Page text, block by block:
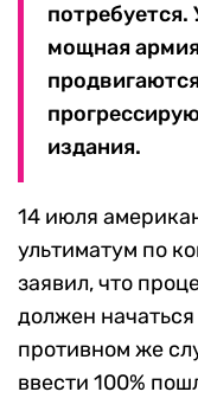
мощная
издания.
14 июля
ультиматум по
заявил, что
должен
противном же
ввести 100%